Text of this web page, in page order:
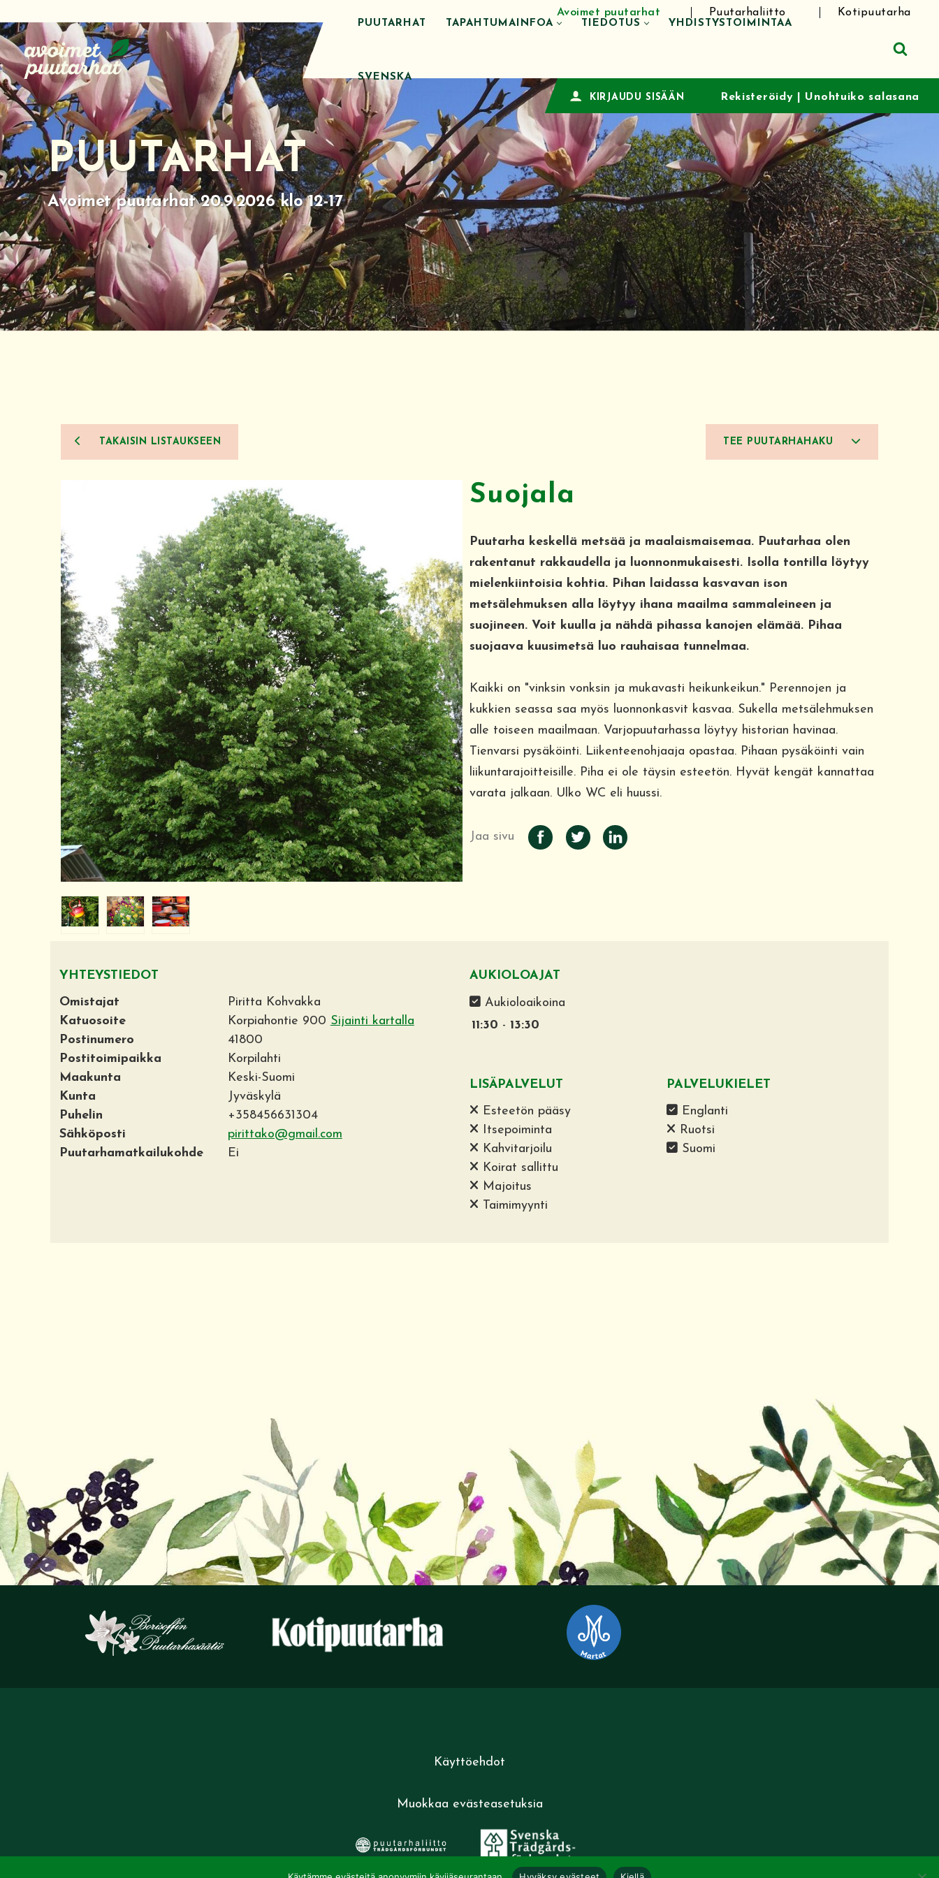
Siirry
suoraan
sisältöön
Avoimet puutarhat Puutarhaliitto Kotipuutarha
PUUTARHAT TAPAHTUMAINFOA TIEDOTUS YHDISTYSTOIMINTAA
SVENSKA
KIRJAUDU SISÄÄN
Rekisteröidy Unohtuiko salasana
PUUTARHAT
Avoimet puutarhat 20.9.2026 klo 12-17
TAKAISIN LISTAUKSEEN TEE PUUTARHAHAKU
Suojala
Puutarha keskellä metsää ja maalaismaisemaa. Puutarhaa olen
rakentanut rakkaudella ja luonnonmukaisesti. Isolla tontilla löytyy
mielenkiintoisia kohtia. Pihan laidassa kasvavan ison
metsälehmuksen alla löytyy ihana maailma sammaleineen ja
suojineen. Voit kuulla ja nähdä pihassa kanojen elämää. Pihaa
suojaava kuusimetsä luo rauhaisaa tunnelmaa.
Kaikki on "vinksin vonksin ja mukavasti heikunkeikun." Perennojen ja
kukkien seassa saa myös luonnonkasvit kasvaa. Sukella metsälehmuksen
alle toiseen maailmaan. Varjopuutarhassa löytyy historian havinaa.
Tienvarsi pysäköinti. Liikenteenohjaaja opastaa. Pihaan pysäköinti vain
liikuntarajoitteisille. Piha ei ole täysin esteetön. Hyvät kengät kannattaa
varata jalkaan. Ulko WC eli huussi.
Jaa sivu
YHTEYSTIEDOT
Omistajat
Piritta Kohvakka
Katuosoite
Korpiahontie 900 Sijainti kartalla
Postinumero
41800
Postitoimipaikka
Korpilahti
Maakunta
Keski-Suomi
Kunta
Jyväskylä
Puhelin
+358456631304
Sähköposti
pirittako@gmail.com
Puutarhamatkailukohde
Ei
AUKIOLOAJAT
Aukioloaikoina
11:30 - 13:30
LISÄPALVELUT
Esteetön pääsy
Itsepoiminta
Kahvitarjoilu
Koirat sallittu
Majoitus
Taimimyynti
PALVELUKIELET
Englanti
Ruotsi
Suomi
Käyttöehdot
Muokkaa evästeasetuksia